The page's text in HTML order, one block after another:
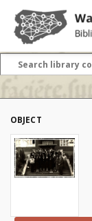
OBJECT